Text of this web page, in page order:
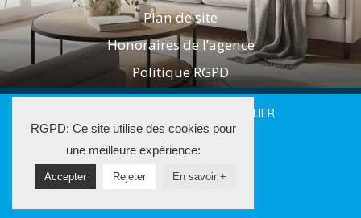
Plan de site
Honoraires de l’agence
Politique RGPD
2025 LES AGENTS DE L'IMMOBILIER
La Solution Immo
RGPD: Ce site utilise des cookies pour
une meilleure expérience:
Accepter Rejeter En savoir +